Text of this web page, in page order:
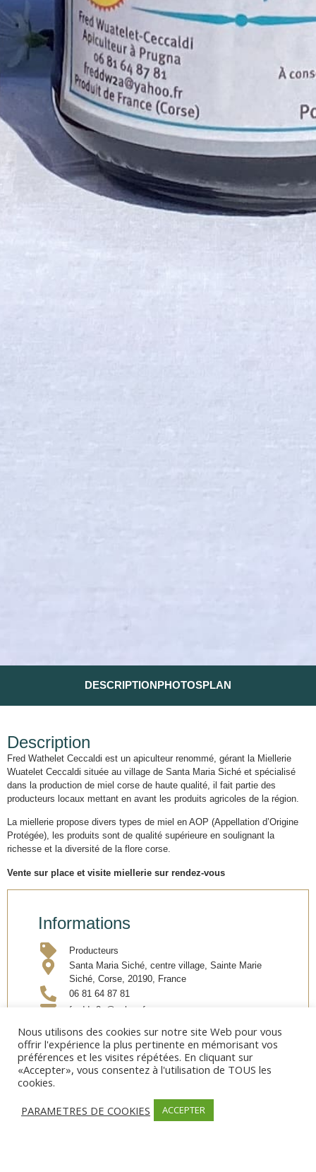
DESCRIPTIONPHOTOSPLAN
Description
Fred Wathelet Ceccaldi est un apiculteur renommé, gérant la Miellerie
Wuatelet Ceccaldi située au village de Santa Maria Siché et spécialisé
dans la production de miel corse de haute qualité, il fait partie des
producteurs locaux mettant en avant les produits agricoles de la région.
La miellerie propose divers types de miel en AOP (Appellation d’Origine
Protégée), les produits sont de qualité supérieure en soulignant la
richesse et la diversité de la flore corse.
Vente sur place et visite miellerie sur rendez-vous
Informations
Producteurs
Santa Maria Siché, centre village, Sainte Marie
Siché, Corse, 20190, France
06 81 64 87 81
freddw2a@yahoo.fr
Partager
Nous utilisons des cookies sur notre site Web pour vous
offrir l'expérience la plus pertinente en mémorisant vos
préférences et les visites répétées. En cliquant sur
«Accepter», vous consentez à l'utilisation de TOUS les
cookies.
PARAMETRES DE COOKIES
ACCEPTER